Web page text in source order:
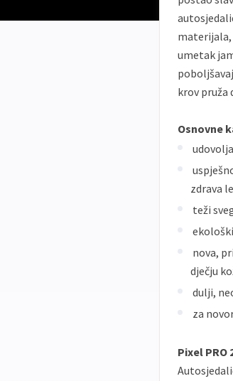
umetak
krov pruža
Osnovne
zdrava
teži
nova,
dječju
dulji,
za
Pixel